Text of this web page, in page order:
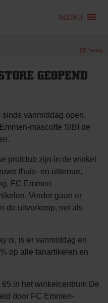
MENU
Terug
GEOPEND
vanmiddag open.
mascotte SIBI de
profclub zijn in de winkel
thuis- en uittenue,
FC Emmen
Verder gaan er
de uitverkoop, net als
is, is er vanmiddag en
op alle fanartikelen en
in het winkelcentrum De
door FC Emmen-